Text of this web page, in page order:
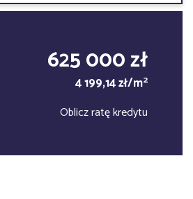
625 000 zł
4 199,14 zł/m2
Oblicz ratę kredytu